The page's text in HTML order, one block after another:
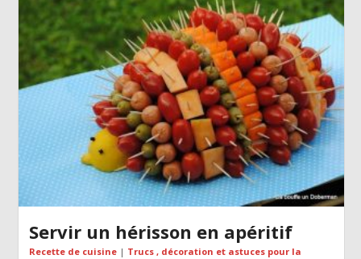
Servir un hérisson en apéritif
Recette de cuisine| Trucs , décoration et astuces pour la